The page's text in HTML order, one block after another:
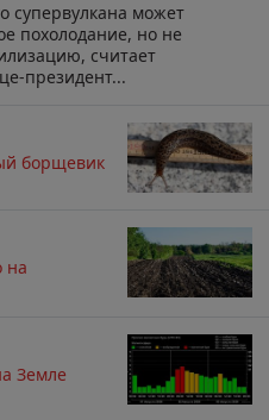
супервулкана может
похолодание, но не
считает
президент...
борщевик
на
Земле